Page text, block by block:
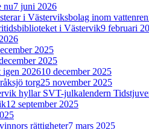
nu7 juni 2026
i Västerviksbolag inom
i Västervik9 februari
2025
2025
igen 202610 december 2025
torg25 november 2025
hyllar SVT-julkalendern
12 september 2025
rättigheter7 mars 2025